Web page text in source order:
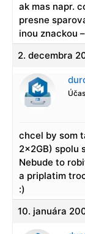
ak mas napr.
presne
inou znackou
2. decembra
chcel by som
2x2GB) spolu
Nebude to
a priplatim
:)
10. januára